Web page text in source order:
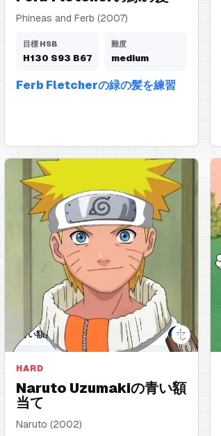
Phineas and Ferb (2007)
目標 HSB
H130 S93 B67
難度
medium
Ferb Fletcherの緑の髪を練習
青い額当て
HARD
Naruto Uzumakiの青い額
当て
Naruto (2002)